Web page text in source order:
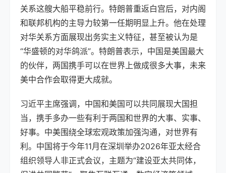
关系这艘大船平稳前行。特朗普重返白宫后，对内阁
和联邦机构的主导力较第一任期明显上升。他在处理
对华关系方面展现出务实主义特征，甚至被认为是
“华盛顿的对华鸽派”。特朗普表示，中国是美国最大
的伙伴，两国携手可以在世界上做成很多大事，未来
美中合作会取得更大成就。
习近平主席强调，中国和美国可以共同展现大国担
当，携手多办一些有利于两国和世界的大事、实事、
好事。中美围绕全球宏观政策加强沟通，对世界有
利。中国将于今年11月在深圳举办2026年亚太经合
组织领导人非正式会议，主题为“建设亚太共同体，